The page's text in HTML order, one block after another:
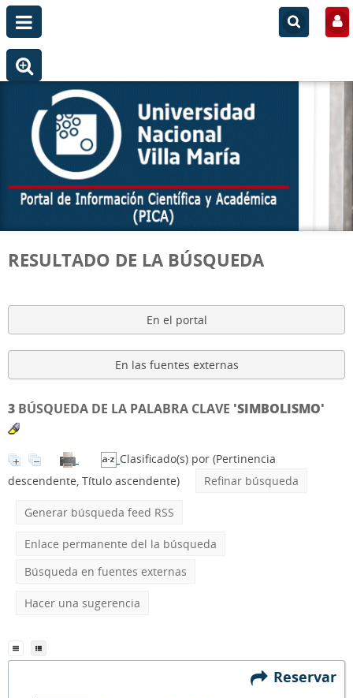
RESULTADO DE LA BÚSQUEDA
En el portal
En las fuentes externas
3 BÚSQUEDA DE LA PALABRA CLAVE 'SIMBOLISMO'
Clasificado(s) por (Pertinencia
descendente, Título ascendente)
Refinar búsqueda
Generar búsqueda feed RSS
Enlace permanente del la búsqueda
Búsqueda en fuentes externas
Hacer una sugerencia
Reservar